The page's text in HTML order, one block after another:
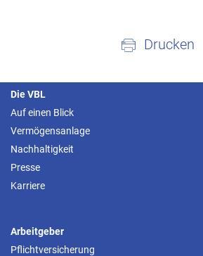
Drucken
Die VBL
Auf einen Blick
Vermögensanlage
Nachhaltigkeit
Presse
Karriere
Arbeitgeber
Pflichtversicherung